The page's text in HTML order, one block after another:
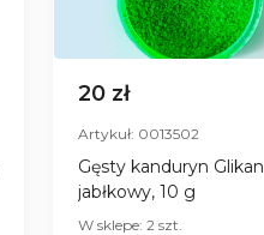
20 zł
Artykuł: 0013502
Gęsty kanduryn Glikan
jabłkowy, 10 g
W sklepe: 2 szt.